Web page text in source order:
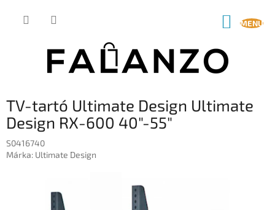
KOSÁR
TV-tartó Ultimate Design Ultimate
Design RX-600 40"-55"
S0416740
Márka: Ultimate Design